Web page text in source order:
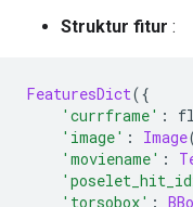
Struktur fitur :
FeaturesDict({
'currframe' :
'image' : Image
'moviename' :
'torsobox' :